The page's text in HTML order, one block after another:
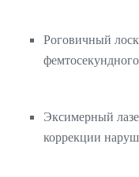
Роговичный
Эксимерный
коррекции